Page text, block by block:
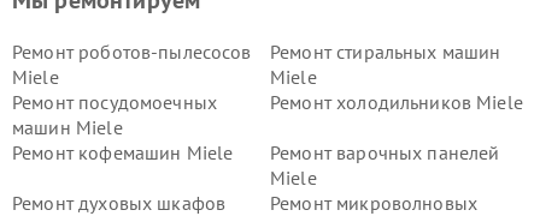
Ремонт роботов-пылесосов
Miele
Ремонт стиральных машин
Miele
Ремонт посудомоечных
машин Miele
Ремонт холодильников Miele
Ремонт кофемашин Miele
Ремонт варочных панелей
Miele
Ремонт духовых шкафов
Ремонт микроволновых